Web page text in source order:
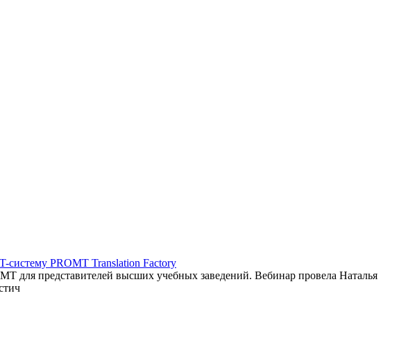
систему PROMT Translation Factory
для представителей высших учебных заведений. Вебинар провела Наталья